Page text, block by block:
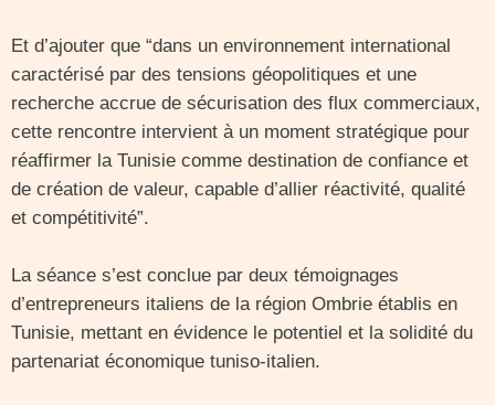
Et d’ajouter que “dans un environnement international
caractérisé par des tensions géopolitiques et une
recherche accrue de sécurisation des flux commerciaux,
cette rencontre intervient à un moment stratégique pour
réaffirmer la Tunisie comme destination de confiance et
de création de valeur, capable d’allier réactivité, qualité
et compétitivité”.
La séance s’est conclue par deux témoignages
d’entrepreneurs italiens de la région Ombrie établis en
Tunisie, mettant en évidence le potentiel et la solidité du
partenariat économique tuniso-italien.